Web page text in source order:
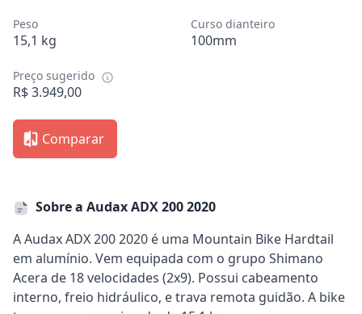
Peso
15,1 kg
Curso dianteiro
100mm
Preço sugerido
R$ 3.949,00
Comparar
Sobre a Audax ADX 200 2020
A Audax ADX 200 2020 é uma Mountain Bike Hardtail
em alumínio. Vem equipada com o grupo Shimano
Acera de 18 velocidades (2x9). Possui cabeamento
interno, freio hidráulico, e trava remota guidão. A bike